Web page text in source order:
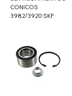
CONICOS
3982/3920 SKF